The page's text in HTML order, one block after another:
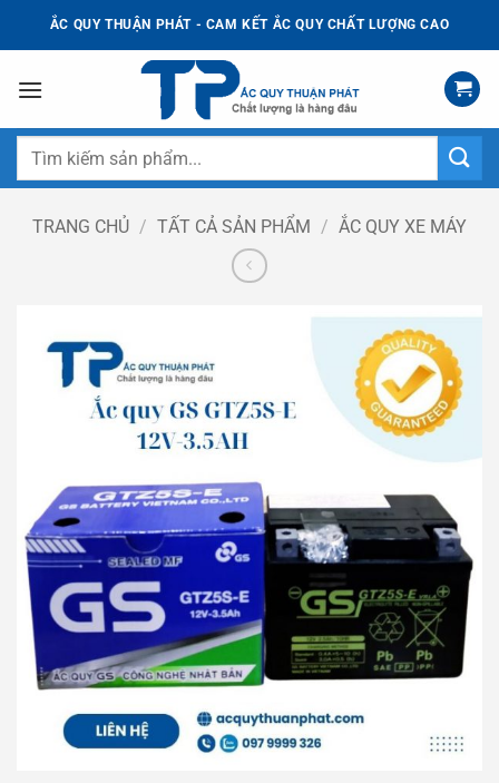
dung
ẮC QUY THUẬN PHÁT - CAM KẾT ẮC QUY CHẤT LƯỢNG CAO
Tìm
TRANG CHỦ / TẤT CẢ SẢN PHẨM / ẮC QUY XE MÁY